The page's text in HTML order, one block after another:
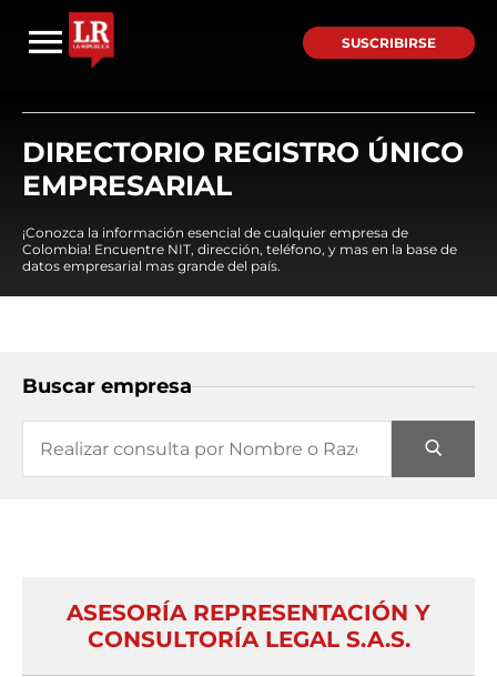
SUSCRIBIRSE
DIRECTORIO REGISTRO ÚNICO
EMPRESARIAL
¡Conozca la información esencial de cualquier empresa de
Colombia! Encuentre NIT, dirección, teléfono, y mas en la base de
datos empresarial mas grande del país.
Buscar empresa
ASESORÍA REPRESENTACIÓN Y
CONSULTORÍA LEGAL S.A.S.